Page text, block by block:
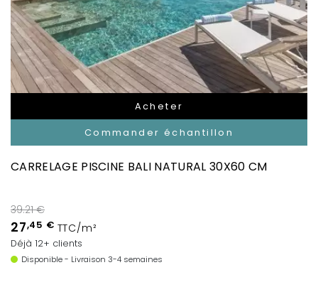
Acheter
Commander échantillon
CARRELAGE PISCINE BALI NATURAL 30X60 CM
39.21 €
27,45 € TTC/m²
Déjà 12+ clients
Disponible - Livraison 3-4 semaines